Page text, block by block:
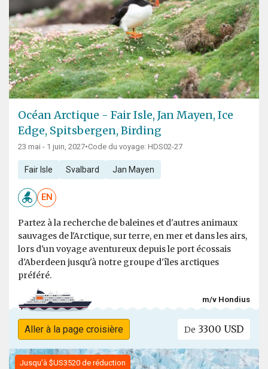
Océan Arctique - Fair Isle, Jan Mayen, Ice
Edge, Spitsbergen, Birding
23 mai - 1 juin, 2027•Code du voyage: HDS02-27
Fair Isle Svalbard Jan Mayen
EN
Partez à la recherche de baleines et d'autres animaux
sauvages de l'Arctique, sur terre, en mer et dans les airs,
lors d'un voyage aventureux depuis le port écossais
d'Aberdeen jusqu'à notre groupe d'îles arctiques
préféré.
m/v Hondius
Aller à la page croisière De 3300 USD
Jusqu'à $US3520 de réduction